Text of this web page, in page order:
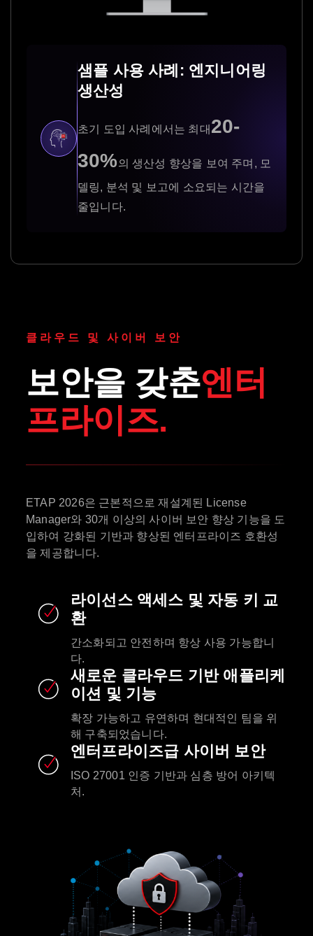
샘플 사용 사례: 엔지니어링
생산성
초기 도입 사례에서는 최대 20-
30%의 생산성 향상을 보여 주며, 모
델링, 분석 및 보고에 소요되는 시간을
줄입니다.
클라우드 및 사이버 보안
보안을 갖춘엔터
프라이즈.
ETAP 2026은 근본적으로 재설계된 License
Manager와 30개 이상의 사이버 보안 향상 기능을 도
입하여 강화된 기반과 향상된 엔터프라이즈 호환성
을 제공합니다.
라이선스 액세스 및 자동 키 교
환
간소화되고 안전하며 항상 사용 가능합니
다.
새로운 클라우드 기반 애플리케
이션 및 기능
확장 가능하고 유연하며 현대적인 팀을 위
해 구축되었습니다.
엔터프라이즈급 사이버 보안
ISO 27001 인증 기반과 심층 방어 아키텍
처.